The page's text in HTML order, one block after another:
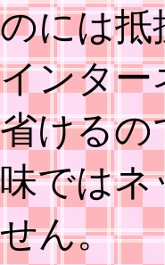
のには抵
インター
省けるの
味ではネ
せん。